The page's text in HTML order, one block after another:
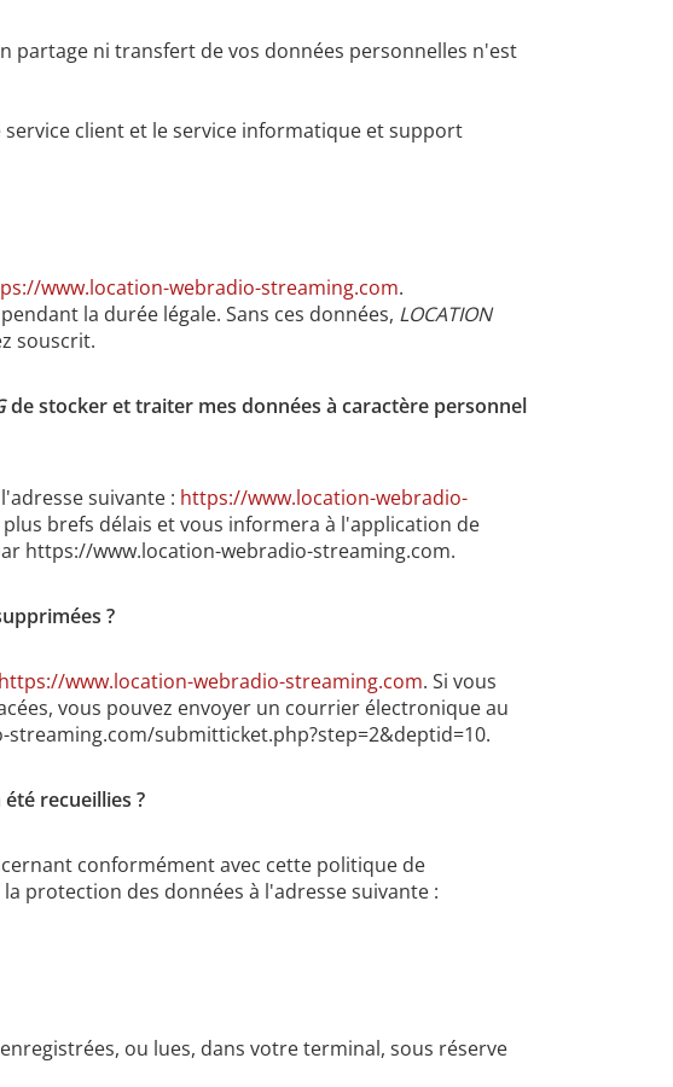
partage ni transfert de vos données personnelles n'est
service client et le service informatique et support
www.location-webradio-streaming.com.
la durée légale. Sans ces données, LOCATION
souscrit.
de stocker et traiter mes données à caractère personnel
suivante : https://www.location-webradio-
brefs délais et vous informera à l'application de
https://www.location-webradio-streaming.com.
?
https://www.location-webradio-streaming.com. Si vous
vous pouvez envoyer un courrier électronique au
submitticket.php?step=2&deptid=10.
recueillies ?
conformément avec cette politique de
protection des données à l'adresse suivante :
ou lues, dans votre terminal, sous réserve